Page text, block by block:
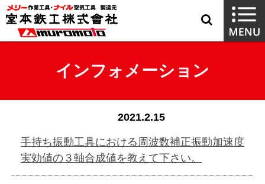
インフォメーション
2021.2.15
手持ち振動工具における周波数補正振動加速度
実効値の３軸合成値を教えて下さい。